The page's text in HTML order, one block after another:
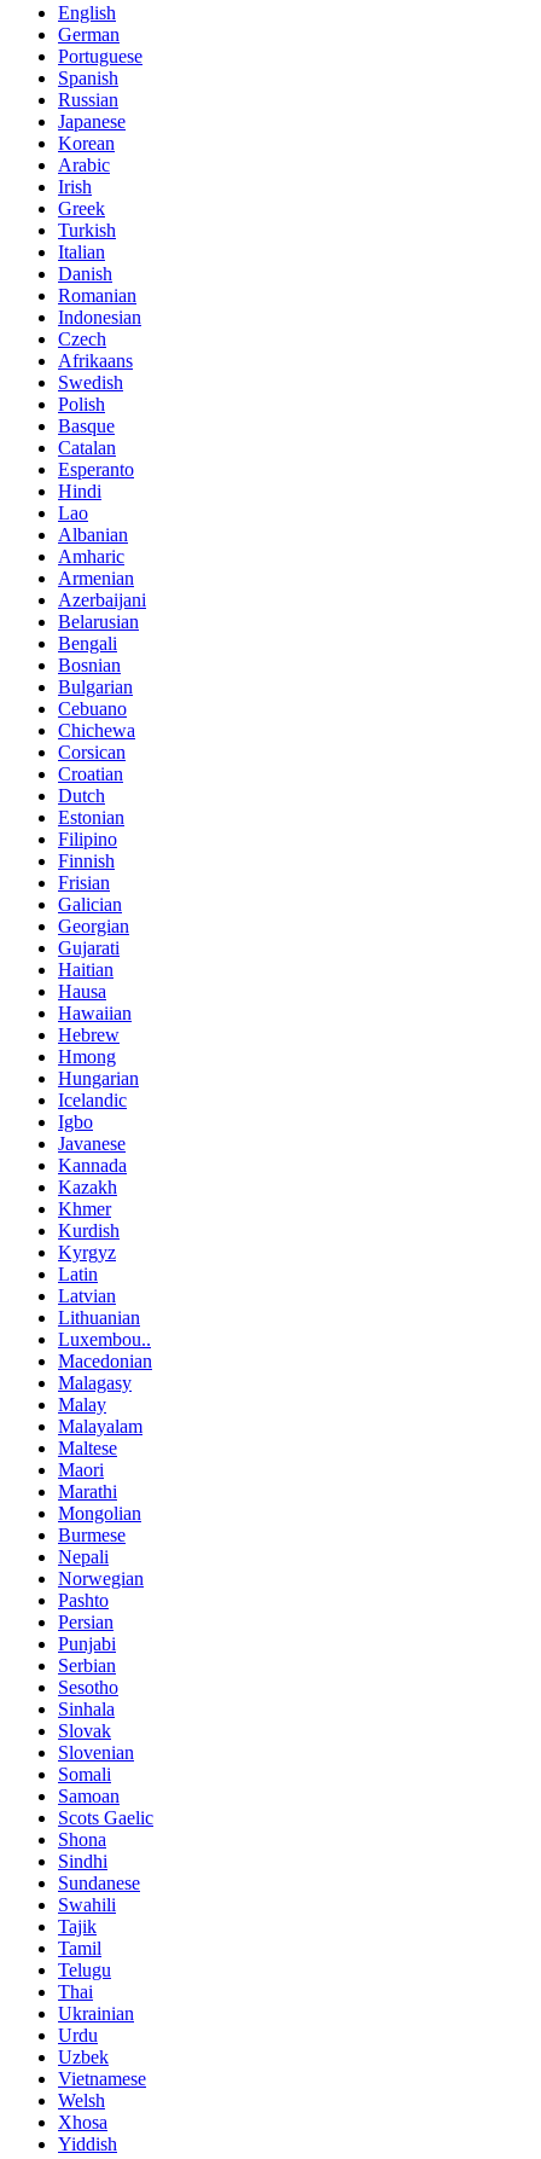
English
German
Portuguese
Spanish
Russian
Japanese
Korean
Arabic
Irish
Greek
Turkish
Italian
Danish
Romanian
Indonesian
Czech
Afrikaans
Swedish
Polish
Basque
Catalan
Esperanto
Hindi
Lao
Albanian
Amharic
Armenian
Azerbaijani
Belarusian
Bengali
Bosnian
Bulgarian
Cebuano
Chichewa
Corsican
Croatian
Dutch
Estonian
Filipino
Finnish
Frisian
Galician
Georgian
Gujarati
Haitian
Hausa
Hawaiian
Hebrew
Hmong
Hungarian
Icelandic
Igbo
Javanese
Kannada
Kazakh
Khmer
Kurdish
Kyrgyz
Latin
Latvian
Lithuanian
Luxembou..
Macedonian
Malagasy
Malay
Malayalam
Maltese
Maori
Marathi
Mongolian
Burmese
Nepali
Norwegian
Pashto
Persian
Punjabi
Serbian
Sesotho
Sinhala
Slovak
Slovenian
Somali
Samoan
Scots Gaelic
Shona
Sindhi
Sundanese
Swahili
Tajik
Tamil
Telugu
Thai
Ukrainian
Urdu
Uzbek
Vietnamese
Welsh
Xhosa
Yiddish